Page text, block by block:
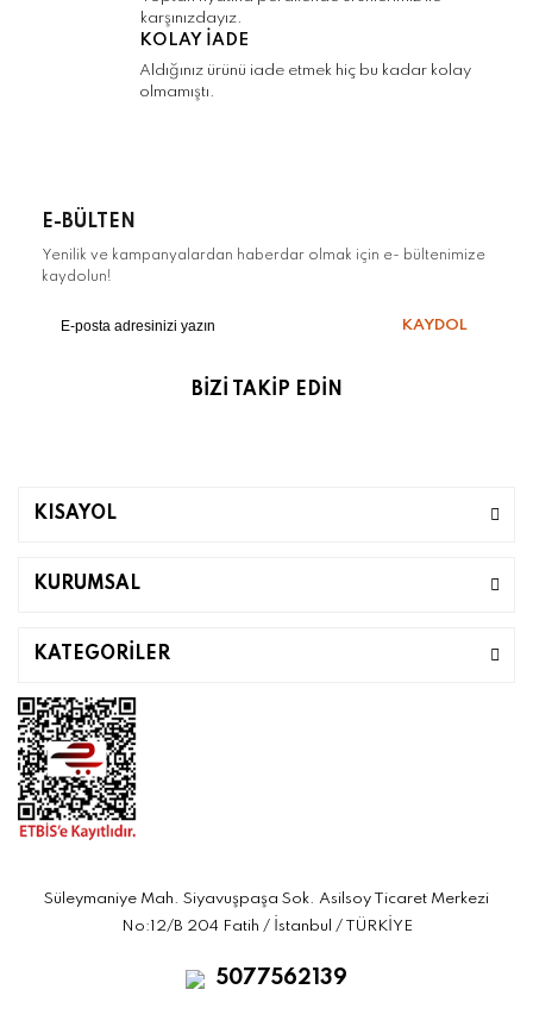
karşınızdayız.
KOLAY İADE
Aldığınız ürünü iade etmek hiç bu kadar kolay
olmamıştı.
E-BÜLTEN
Yenilik ve kampanyalardan haberdar olmak için e- bültenimize
kaydolun!
KAYDOL
BİZİ TAKİP EDİN
KISAYOL
KURUMSAL
KATEGORİLER
Süleymaniye Mah. Siyavuşpaşa Sok. Asilsoy Ticaret Merkezi
No:12/B 204 Fatih / İstanbul / TÜRKİYE
5077562139